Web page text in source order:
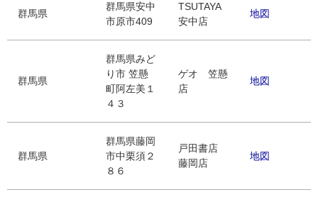
群馬県
群馬県安中
市原市409
TSUTAYA
安中店
地図
群馬県
群馬県みど
り市 笠懸
町阿左美１
４３
ゲオ 笠懸
店
地図
群馬県
群馬県藤岡
市中栗須２
８６
戸田書店
藤岡店
地図